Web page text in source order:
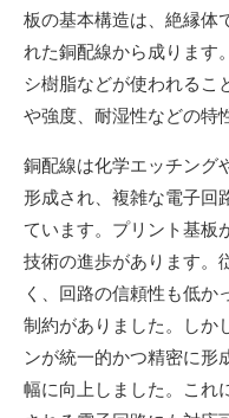
板の基本構造は、絶縁体
れた銅配線から成ります
シ樹脂などが使われるこ
や強度、耐湿性などの特
銅配線は化学エッチング
形成され、複雑な電子回
ています。プリント基板
技術の進歩があります。
く、回路の信頼性も低か
制約がありました。しか
ンが統一的かつ精密に形
幅に向上しました。これ